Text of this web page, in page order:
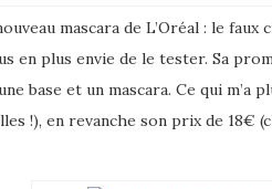
mascara de L’Oréal : le
en plus envie de le tester. Sa
base et un mascara. Ce qui m’a
!), en revanche son prix de 18€